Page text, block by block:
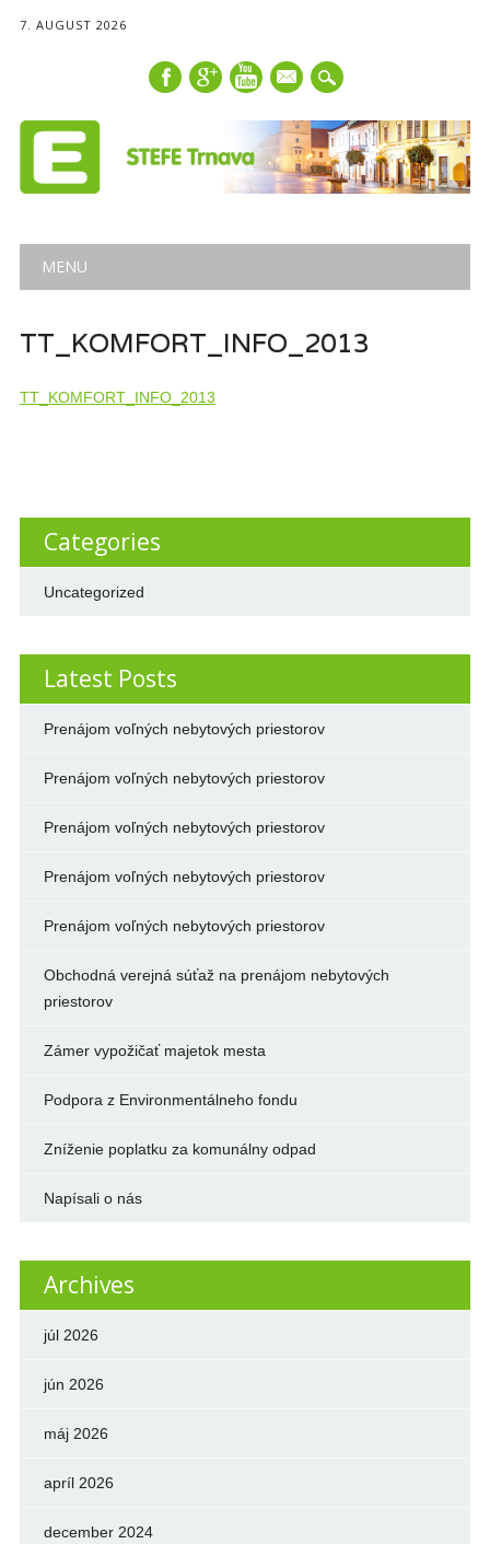
7. AUGUST 2026
mail
Main menu
MENU
TT_KOMFORT_INFO_2013
TT_KOMFORT_INFO_2013
Categories
Uncategorized
Latest Posts
Prenájom voľných nebytových priestorov
Prenájom voľných nebytových priestorov
Prenájom voľných nebytových priestorov
Prenájom voľných nebytových priestorov
Prenájom voľných nebytových priestorov
Obchodná verejná súťaž na prenájom nebytových
priestorov
Zámer vypožičať majetok mesta
Podpora z Environmentálneho fondu
Zníženie poplatku za komunálny odpad
Napísali o nás
Archives
júl 2026
jún 2026
máj 2026
apríl 2026
december 2024